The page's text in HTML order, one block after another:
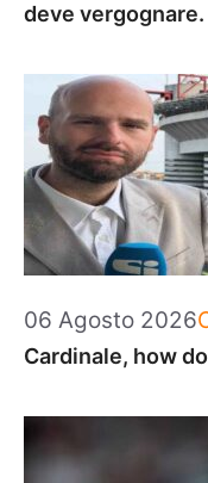
deve
06 Agosto 2026
Cardinale, how